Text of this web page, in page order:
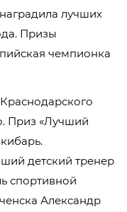
лучших
Призы
чемпионка
Приз «Лучший
детский тренер
спортивной
Александр